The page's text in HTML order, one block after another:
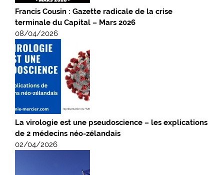
Francis Cousin : Gazette radicale de la crise
terminale du Capital – Mars 2026
08/04/2026
La virologie est une pseudoscience – les explications
de 2 médecins néo-zélandais
02/04/2026